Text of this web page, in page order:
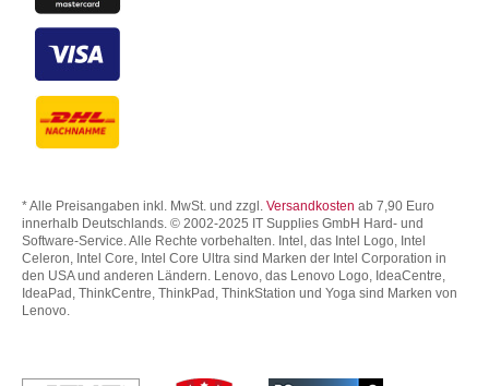
* Alle Preisangaben inkl. MwSt. und zzgl. Versandkosten ab 7,90 Euro
innerhalb Deutschlands. © 2002-2025 IT Supplies GmbH Hard- und
Software-Service. Alle Rechte vorbehalten. Intel, das Intel Logo, Intel
Celeron, Intel Core, Intel Core Ultra sind Marken der Intel Corporation in
den USA und anderen Ländern. Lenovo, das Lenovo Logo, IdeaCentre,
IdeaPad, ThinkCentre, ThinkPad, ThinkStation und Yoga sind Marken von
Lenovo.